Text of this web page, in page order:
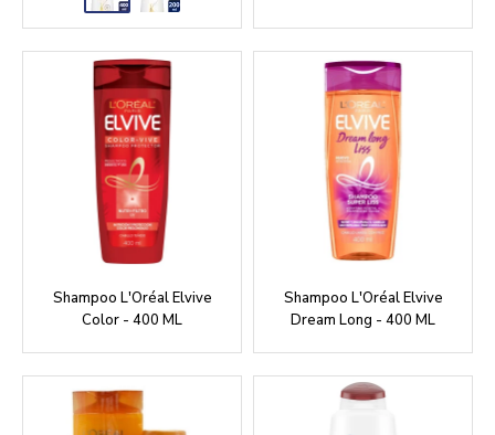
Shampoo L'Oréal Elvive
Color - 400 ML
Shampoo L'Oréal Elvive
Dream Long - 400 ML